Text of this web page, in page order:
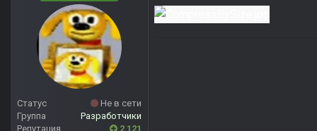
Статус
Не в сети
Группа
Разработчики
Репутация
2 121